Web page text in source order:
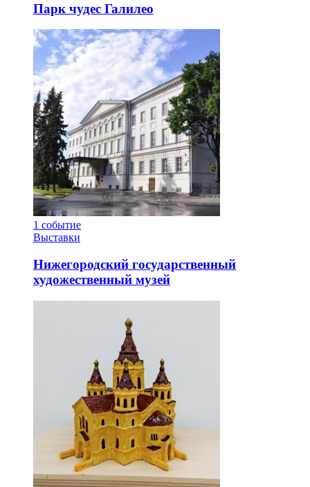
Парк чудес Галилео
1 событие
Выставки
Нижегородский государственный
художественный музей